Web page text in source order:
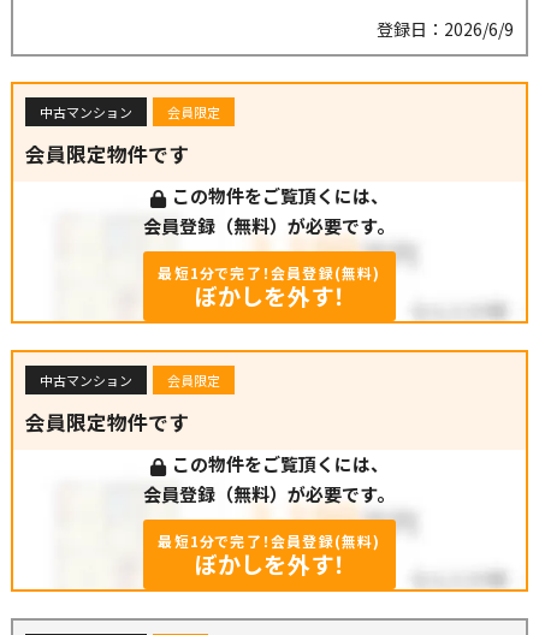
登録日：2026/6/9
中古マンション 会員限定
会員限定物件です
この物件をご覧頂くには、
会員登録（無料）が必要です。
最短1分で完了！会員登録(無料)
ぼかしを外す！
中古マンション 会員限定
会員限定物件です
この物件をご覧頂くには、
会員登録（無料）が必要です。
最短1分で完了！会員登録(無料)
ぼかしを外す！